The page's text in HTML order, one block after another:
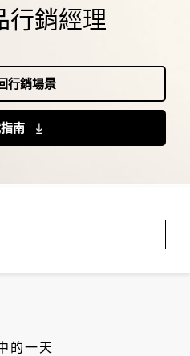
行銷經理
行銷場景
南
的一天